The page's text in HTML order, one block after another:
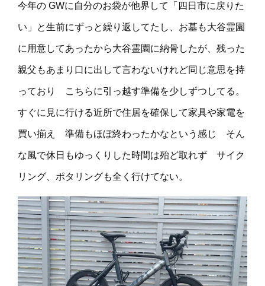
今年の GWに自分のお袋が他界して「四日市に戻りた
い」と生前にずっと繰り返してたし、お墓も大谷霊園
に用意してあったから大谷霊園に納骨したが、残った
親父もあまり口に出して言わないけれど同じ意思を持
っており こちらに引っ越す準備を少しずつしてる。
すぐに見に行ける近所で住居を確保して家具や家電を
買い揃え 準備もほぼ終わったかなという感じ そん
な風で休日もゆっくりした時間は殆ど取れず サイク
リング、ポタリングも全く行けてない。